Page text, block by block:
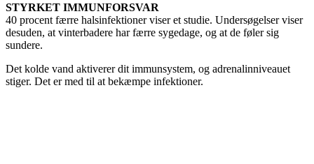
STYRKET IMMUNFORSVAR
40 procent færre halsinfektioner viser et studie. Undersøgelser viser
desuden, at vinterbadere har færre sygedage, og at de føler sig
sundere.
Det kolde vand aktiverer dit immunsystem, og adrenalinniveauet
stiger. Det er med til at bekæmpe infektioner.